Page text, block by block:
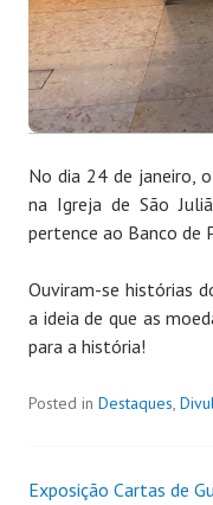
No dia 24 de janeiro,
na Igreja de São
pertence ao Banco de
Ouviram-se histórias
a ideia de que as
para a história!
Posted in Destaques,
Exposição Cartas de